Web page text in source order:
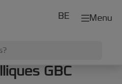
Menu
BE
GBC